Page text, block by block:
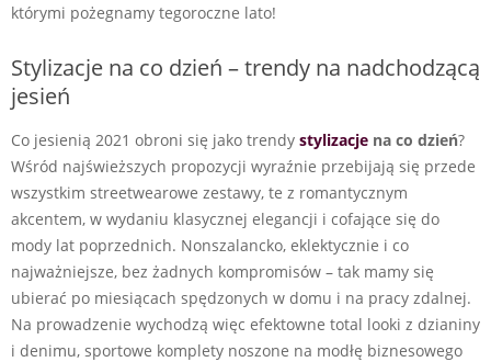
którymi pożegnamy tegoroczne lato!
Stylizacje na co dzień – trendy na nadchodzącą
jesień
Co jesienią 2021 obroni się jako trendy stylizacje na co dzień?
Wśród najświeższych propozycji wyraźnie przebijają się przede
wszystkim streetwearowe zestawy, te z romantycznym
akcentem, w wydaniu klasycznej elegancji i cofające się do
mody lat poprzednich. Nonszalancko, eklektycznie i co
najważniejsze, bez żadnych kompromisów – tak mamy się
ubierać po miesiącach spędzonych w domu i na pracy zdalnej.
Na prowadzenie wychodzą więc efektowne total looki z dzianiny
i denimu, sportowe komplety noszone na modłę biznesowego